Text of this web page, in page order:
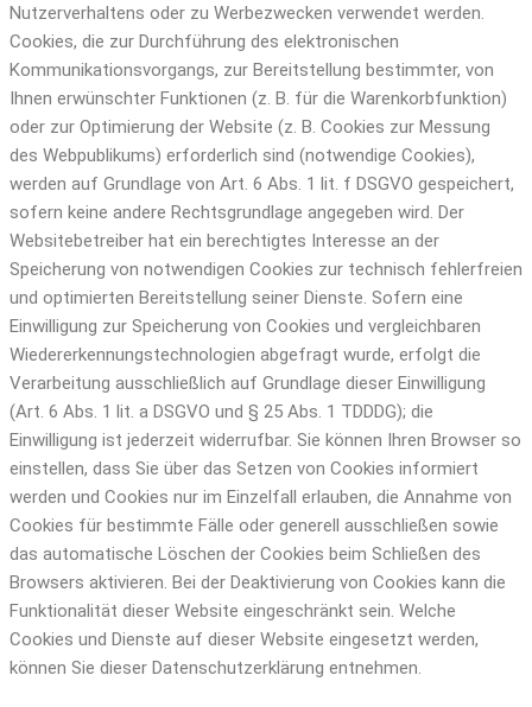
Nutzerverhaltens oder zu Werbezwecken verwendet werden.
Cookies, die zur Durchführung des elektronischen
Kommunikationsvorgangs, zur Bereitstellung bestimmter, von
Ihnen erwünschter Funktionen (z. B. für die Warenkorbfunktion)
oder zur Optimierung der Website (z. B. Cookies zur Messung
des Webpublikums) erforderlich sind (notwendige Cookies),
werden auf Grundlage von Art. 6 Abs. 1 lit. f DSGVO gespeichert,
sofern keine andere Rechtsgrundlage angegeben wird. Der
Websitebetreiber hat ein berechtigtes Interesse an der
Speicherung von notwendigen Cookies zur technisch fehlerfreien
und optimierten Bereitstellung seiner Dienste. Sofern eine
Einwilligung zur Speicherung von Cookies und vergleichbaren
Wiedererkennungstechnologien abgefragt wurde, erfolgt die
Verarbeitung ausschließlich auf Grundlage dieser Einwilligung
(Art. 6 Abs. 1 lit. a DSGVO und § 25 Abs. 1 TDDDG); die
Einwilligung ist jederzeit widerrufbar. Sie können Ihren Browser so
einstellen, dass Sie über das Setzen von Cookies informiert
werden und Cookies nur im Einzelfall erlauben, die Annahme von
Cookies für bestimmte Fälle oder generell ausschließen sowie
das automatische Löschen der Cookies beim Schließen des
Browsers aktivieren. Bei der Deaktivierung von Cookies kann die
Funktionalität dieser Website eingeschränkt sein. Welche
Cookies und Dienste auf dieser Website eingesetzt werden,
können Sie dieser Datenschutzerklärung entnehmen.